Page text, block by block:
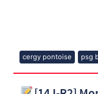
cergy pontoise psg